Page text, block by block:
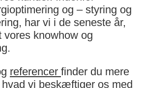
og – styring og
har vi i de seneste år,
vores knowhow og
referencer finder du mere
vi beskæftiger os med